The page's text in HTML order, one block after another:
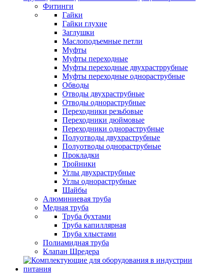
Фитинги
Гайки
Гайки глухие
Заглушки
Маслоподъемные петли
Муфты
Муфты переходные
Муфты переходные двухрастррубные
Муфты переходные однораструбные
Обводы
Отводы двухраструбные
Отводы однораструбные
Переходники резьбовые
Переходники дюймовые
Переходники однораструбные
Полуотводы двухраструбные
Полуотводы однораструбные
Прокладки
Тройники
Углы двухраструбные
Углы однораструбные
Шайбы
Алюминиевая труба
Медная труба
Труба бухтами
Труба капиллярная
Труба хлыстами
Полиамидная труба
Клапан Шредера